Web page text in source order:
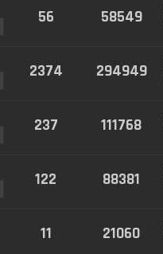
56 58549
2374 294949
237 111768
122 88381
11 21060